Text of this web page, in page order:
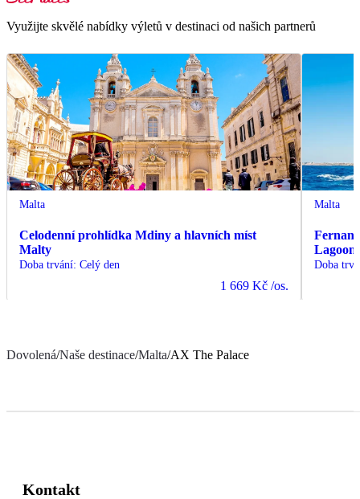
Využijte skvělé nabídky výletů v destinaci od našich partnerů
Malta
Celodenní prohlídka Mdiny a hlavních míst
Malty
Doba trvání: Celý den
1 669 Kč /os.
Malta
Lagoon
Doba
Dovolená/Naše destinace/Malta/AX The Palace
Kontakt